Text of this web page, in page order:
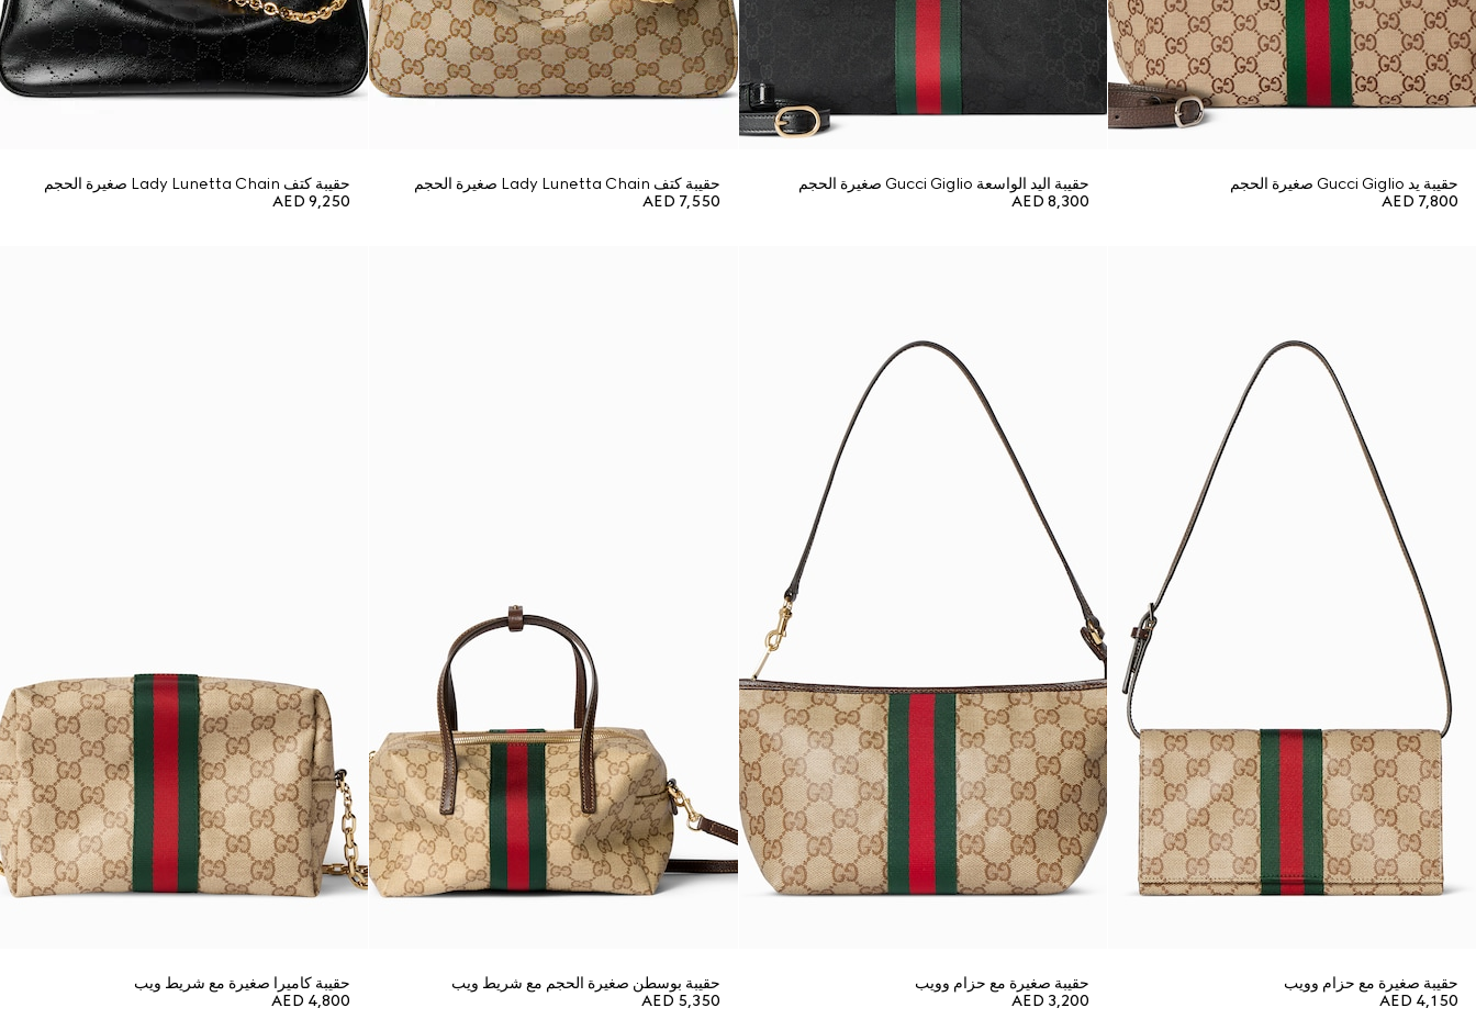
حقيبة يد Gucci Giglio صغيرة الحجم
AED 7,800
حقيبة اليد الواسعة Gucci Giglio صغيرة الحجم
AED 8,300
حقيبة كتف Lady Lunetta Chain صغيرة الحجم
AED 7,550
حقيبة كتف Lady Lunetta Chain صغيرة الحجم
AED 9,250
حقيبة صغيرة مع حزام وويب
AED 4,150
حقيبة صغيرة مع حزام وويب
AED 3,200
حقيبة بوسطن صغيرة الحجم مع شريط ويب
AED 5,350
حقيبة كاميرا صغيرة مع شريط ويب
AED 4,800